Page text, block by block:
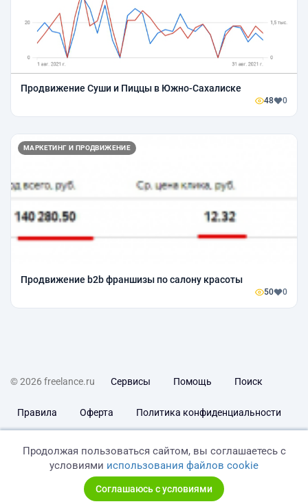
Продвижение Суши и Пиццы в Южно-Сахалиске
48 0
МАРКЕТИНГ И ПРОДВИЖЕНИЕ
Продвижение b2b франшизы по салону красоты
50 0
© 2026 freelance.ru Сервисы Помощь Поиск
Правила Оферта Политика конфиденциальности
Продолжая пользоваться сайтом, вы соглашаетесь с
условиями использования файлов cookie
Соглашаюсь с условиями